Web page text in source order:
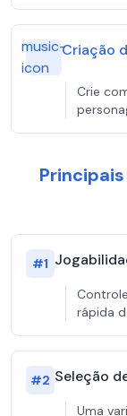
music-
icon
Criação
Crie
#1
rápida
#2 Seleção
Uma